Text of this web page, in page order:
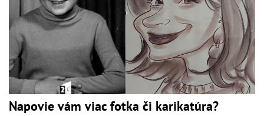
Napovie vám viac fotka či karikatúra?